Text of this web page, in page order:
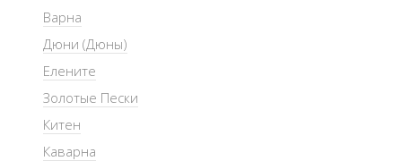
Варна
Дюни (Дюны)
Елените
Золотые Пески
Китен
Каварна